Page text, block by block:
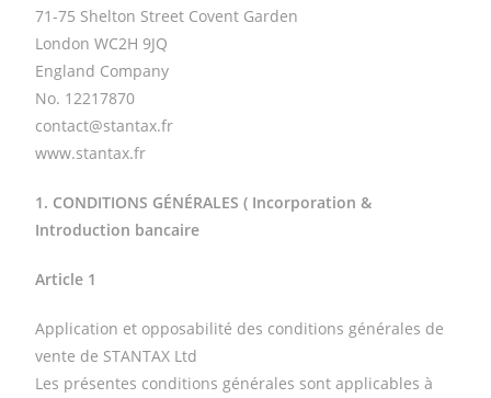
71-75 Shelton Street Covent Garden
London WC2H 9JQ
England Company
No. 12217870
contact@stantax.fr
www.stantax.fr
1. CONDITIONS GÉNÉRALES ( Incorporation &
Introduction bancaire
Article 1
Application et opposabilité des conditions générales de
vente de STANTAX Ltd
Les présentes conditions générales sont applicables à